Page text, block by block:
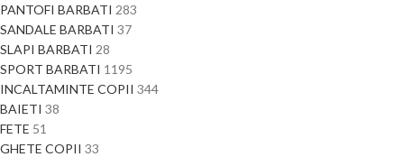
PANTOFI BARBATI 283
SANDALE BARBATI 37
SLAPI BARBATI 28
SPORT BARBATI 1195
INCALTAMINTE COPII 344
BAIETI 38
FETE 51
GHETE COPII 33